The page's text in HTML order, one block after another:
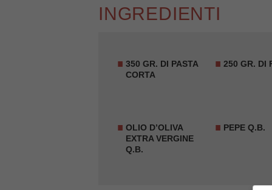
INGREDIENTI
350 GR. DI PASTA
CORTA
250 GR. DI
OLIO D’OLIVA
EXTRA VERGINE
Q.B.
PEPE Q.B.